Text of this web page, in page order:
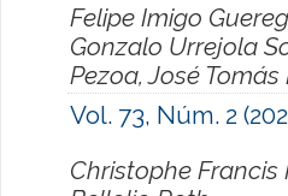
Felipe Imigo
Gonzalo Urrejola
Pezoa, José
Vol. 73, Núm. 2
Christophe Francis